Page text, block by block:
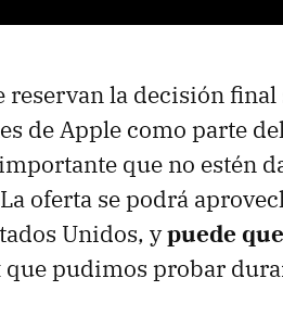
reservan la decisión
de Apple como parte
que no estén
oferta se podrá
Unidos, ypuede
que pudimos probar